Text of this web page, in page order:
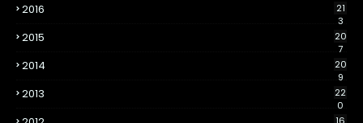
2016
21
3
2015
20
7
2014
20
9
2013
22
0
16